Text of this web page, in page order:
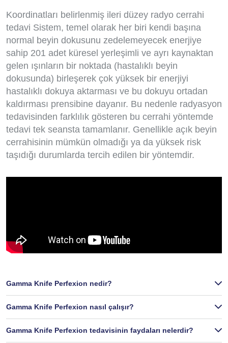
Koordinatları belirlenmiş ileri düzey radyo cerrahi
tedavi Sistem, temel olarak her biri kendi başına
normal beyin dokusunu zedelemeyecek enerjiye
sahip 201 adet küresel yerleşimli ve ayrı kaynaktan
gelen ışınların bir noktada (hastalıklı beyin
dokusunda) birleşerek çok yüksek bir enerjiyi
hastalıklı dokuya aktarması ve bu dokuyu ortadan
kaldırması prensibine dayanır. Bu nedenle radyasyon
tedavisinden farklılık gösteren bu cerrahi yöntemde
tedavi tek seansta tamamlanır. Genellikle açık beyin
cerrahisinin mümkün olmadığı ya da yüksek risk
taşıdığı durumlarda tercih edilen bir yöntemdir.
Gamma Knife Perfexion nedir?
Gamma Knife Perfexion nasıl çalışır?
Gamma Knife Perfexion tedavisinin faydaları nelerdir?